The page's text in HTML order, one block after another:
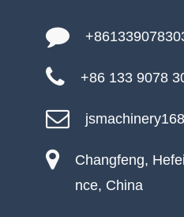
+86 133 9078
Changfeng,
nce, China